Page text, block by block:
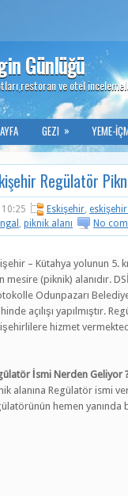
Günlüğü
ve otel
GEZI » YEME-
Regülatör
10:25 Eskişehir,
, piknik alanı No
– Kütahya yolunun 5.
mesire (piknik) alanıdır.
Odunpazarı
açılışı yapılmıştır.
hizmet
İsmi Nerden Geliyor
alanına Regülatör ismi
hemen yanında